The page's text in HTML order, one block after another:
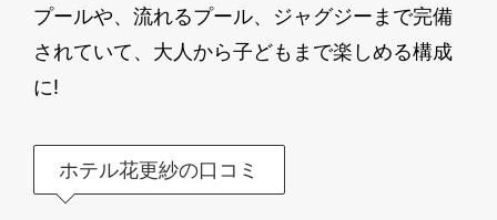
プールや、流れるプール、ジャグジーまで完備
されていて、大人から子どもまで楽しめる構成
に!
ホテル花更紗の口コミ